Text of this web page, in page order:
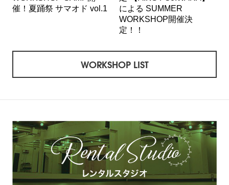
催！夏踊祭 サマオド vol.1
による SUMMER
WORKSHOP開催決
定！！
WORKSHOP LIST